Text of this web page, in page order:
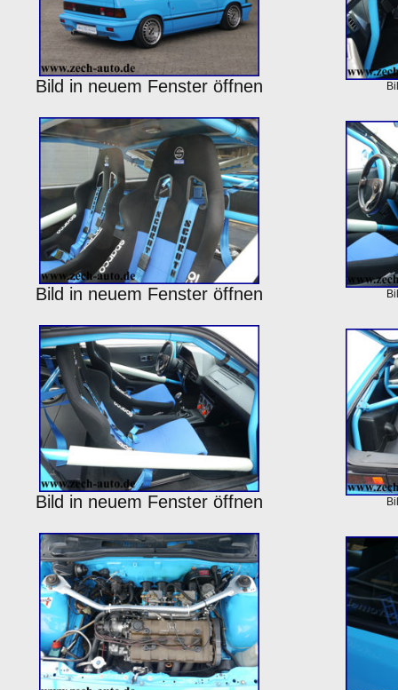
Bild in neuem Fenster öffnen
Bild in neuem Fenster öffnen
Bild in neuem Fenster öffnen